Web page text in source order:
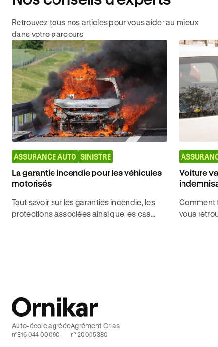
Retrouvez tous nos articles pour vous aider au mieux
dans votre parcours
ASSURANCE AUTO SINISTRE
La garantie incendie pour les véhicules
motorisés
Tout savoir sur les garanties incendie, les
protections associées ainsi que les cas
Voiture
Comment
vous
Auto-école agréée
n°E16 044 00090
Agrément Orias
n° 20005380